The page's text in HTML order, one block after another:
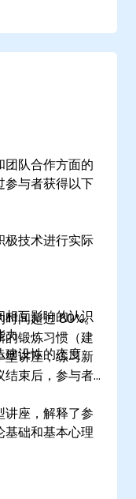
质量和生产力
团队合作方面的
参与者获得以下
极技术进行实际
相互影响的认识
力
建设性的态度
间超过 80%。
的锻炼习惯（建
型讲座，练习新
结束后，参与者
讲座，解释了参
基础和基本心理